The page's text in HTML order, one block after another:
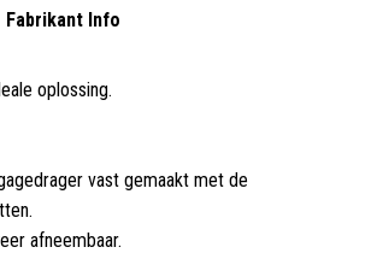
Fabrikant Info
oplossing.
vast gemaakt met de
afneembaar.